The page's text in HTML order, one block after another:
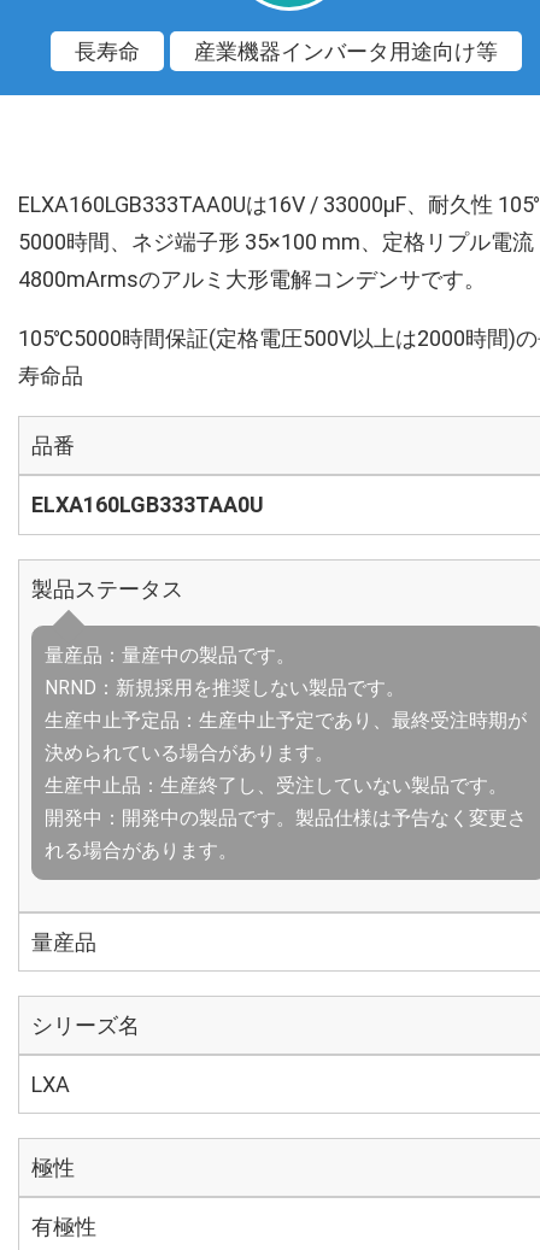
長寿命 産業機器インバータ用途向け等
ELXA160LGB333TAA0Uは16V / 33000µF、耐久性
5000時間、ネジ端子形 35×100 mm、定格リプル電流
4800mArmsのアルミ大形電解コンデンサです。
105℃5000時間保証(定格電圧500V以上は2000時間)
寿命品
品番
ELXA160LGB333TAA0U
製品ステータス
量産品：量産中の製品です。
NRND：新規採用を推奨しない製品です。
生産中止予定品：生産中止予定であり、最終受注時期が
決められている場合があります。
生産中止品：生産終了し、受注していない製品です。
開発中：開発中の製品です。製品仕様は予告なく変更さ
れる場合があります。
量産品
シリーズ名
LXA
極性
有極性